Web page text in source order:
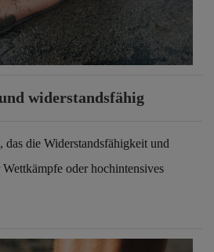
widerstandsfähig
das die Widerstandsfähigkeit und
oder hochintensives